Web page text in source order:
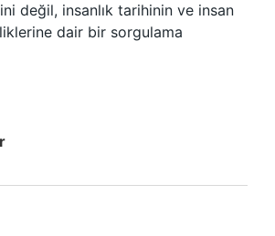
değil, insanlık tarihinin ve insan
dair bir sorgulama